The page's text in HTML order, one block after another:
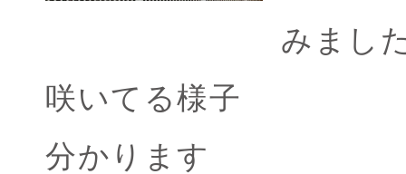
みまし
咲いてる様子
分かります